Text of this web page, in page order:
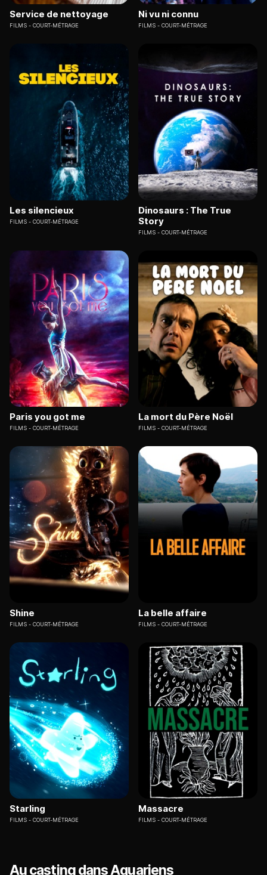
Service de nettoyage
FILMS COURT-MÉTRAGE
Ni vu ni connu
FILMS COURT-MÉTRAGE
Les silencieux
FILMS COURT-MÉTRAGE
Dinosaurs : The True
Story
FILMS COURT-MÉTRAGE
Paris you got me
FILMS COURT-MÉTRAGE
La mort du Père Noël
FILMS COURT-MÉTRAGE
Shine
FILMS COURT-MÉTRAGE
La belle affaire
FILMS COURT-MÉTRAGE
Starling
FILMS COURT-MÉTRAGE
Massacre
FILMS COURT-MÉTRAGE
Au casting dans Aquariens